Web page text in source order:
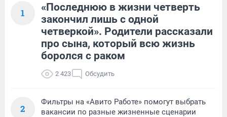
1
«Последнюю в жизни четверть
закончил лишь с одной
четверкой». Родители рассказали
про сына, который всю жизнь
боролся с раком
2 423 Обсудить
2
Фильтры на «Авито Работе» помогут выбрать
вакансии по разные жизненные сценарии